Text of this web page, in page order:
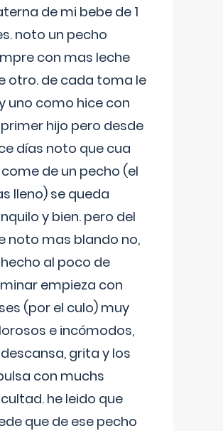
de mi bebe de 1
noto un pecho
con mas leche
otro. de cada toma le
uno como hice con
hijo pero desde
días noto que cua
de un pecho (el
lleno) se queda
y bien. pero del
noto mas blando no,
al poco de
empieza con
(por el culo) muy
e incómodos,
grita y los
con muchs
he leido que
que de ese pecho